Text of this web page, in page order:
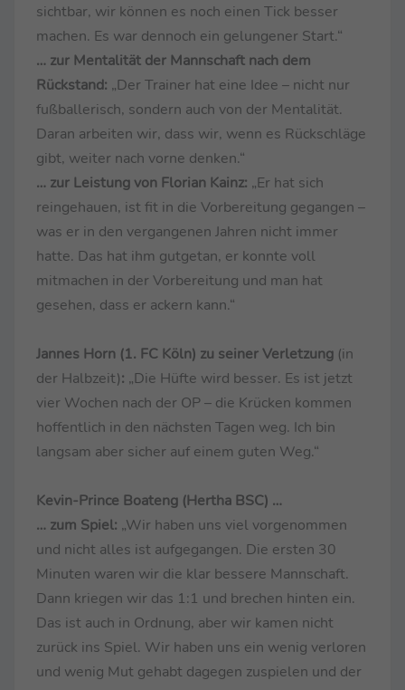
sichtbar, wir können es noch einen Tick besser
machen. Es war dennoch ein gelungener Start.“
… zur Mentalität der Mannschaft nach dem
Rückstand: „Der Trainer hat eine Idee – nicht nur
fußballerisch, sondern auch von der Mentalität.
Daran arbeiten wir, dass wir, wenn es Rückschläge
gibt, weiter nach vorne denken.“
… zur Leistung von Florian Kainz: „Er hat sich
reingehauen, ist fit in die Vorbereitung gegangen –
was er in den vergangenen Jahren nicht immer
hatte. Das hat ihm gutgetan, er konnte voll
mitmachen in der Vorbereitung und man hat
gesehen, dass er ackern kann.“
Jannes Horn (1. FC Köln) zu seiner Verletzung (in
der Halbzeit): „Die Hüfte wird besser. Es ist jetzt
vier Wochen nach der OP – die Krücken kommen
hoffentlich in den nächsten Tagen weg. Ich bin
langsam aber sicher auf einem guten Weg.“
Kevin-Prince Boateng (Hertha BSC) …
… zum Spiel: „Wir haben uns viel vorgenommen
und nicht alles ist aufgegangen. Die ersten 30
Minuten waren wir die klar bessere Mannschaft.
Dann kriegen wir das 1:1 und brechen hinten ein.
Das ist auch in Ordnung, aber wir kamen nicht
zurück ins Spiel. Wir haben uns ein wenig verloren
und wenig Mut gehabt dagegen zuspielen und der